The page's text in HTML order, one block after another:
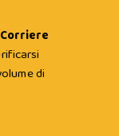
Corriere
di